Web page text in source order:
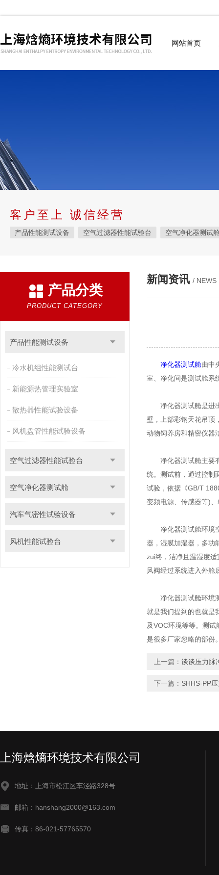
网站首页
客户至上 诚信经营
产品性能测试设备 空气过滤器性能试验台 空气净化器测试
产品分类
PRODUCT CATEGORY
产品性能测试设备
冷水机组性能测试台
新能源热管理实验室
散热器性能试验设备
风机盘管性能试验设备
空气过滤器性能试验台
空气净化器测试舱
汽车气密性试验设备
风机性能试验台
新闻资讯 / NEWS
净化器测试舱由中
室、净化间是测试舱系
净化器测试舱是进出
壁，上部彩钢天花吊顶
动物饲养房和精密仪器
净化器测试舱主要有
统。测试前，通过控制
试验，依据《GB/T
变频电源、传感器等)
净化器测试舱环境空
器，湿膜加湿器，多功
zui终，洁净且温湿度
风阀经过系统进入外舱
净化器测试舱环境测
就是我们提到的也就是
及VOC环境等等。测
是很多厂家忽略的部份
上一篇： 谈谈压力脉
下一篇： SHHS-PP
上海焓熵环境技术有限公司
地址：上海市松江区车泾路328号
邮箱：hanshang2000@163.com
传真：86-021-57765570